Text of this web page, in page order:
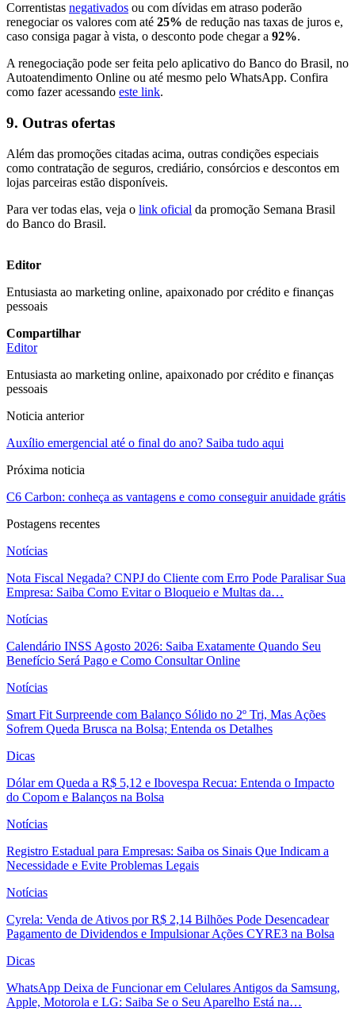
Correntistas negativados ou com dívidas em atraso poderão
renegociar os valores com até 25% de redução nas taxas de juros e,
caso consiga pagar à vista, o desconto pode chegar a 92%.
A renegociação pode ser feita pelo aplicativo do Banco do Brasil, no
Autoatendimento Online ou até mesmo pelo WhatsApp. Confira
como fazer acessando este link.
9. Outras ofertas
Além das promoções citadas acima, outras condições especiais
como contratação de seguros, crediário, consórcios e descontos em
lojas parceiras estão disponíveis.
Para ver todas elas, veja o link oficial da promoção Semana Brasil
do Banco do Brasil.
Editor
Entusiasta ao marketing online, apaixonado por crédito e finanças
pessoais
Compartilhar
Editor
Entusiasta ao marketing online, apaixonado por crédito e finanças
pessoais
Noticia anterior
Auxílio emergencial até o final do ano? Saiba tudo aqui
Próxima noticia
C6 Carbon: conheça as vantagens e como conseguir anuidade grátis
Postagens recentes
Notícias
Nota Fiscal Negada? CNPJ do Cliente com Erro Pode Paralisar Sua
Empresa: Saiba Como Evitar o Bloqueio e Multas da…
Notícias
Calendário INSS Agosto 2026: Saiba Exatamente Quando Seu
Benefício Será Pago e Como Consultar Online
Notícias
Smart Fit Surpreende com Balanço Sólido no 2º Tri, Mas Ações
Sofrem Queda Brusca na Bolsa; Entenda os Detalhes
Dicas
Dólar em Queda a R$ 5,12 e Ibovespa Recua: Entenda o Impacto
do Copom e Balanços na Bolsa
Notícias
Registro Estadual para Empresas: Saiba os Sinais Que Indicam a
Necessidade e Evite Problemas Legais
Notícias
Cyrela: Venda de Ativos por R$ 2,14 Bilhões Pode Desencadear
Pagamento de Dividendos e Impulsionar Ações CYRE3 na Bolsa
Dicas
WhatsApp Deixa de Funcionar em Celulares Antigos da Samsung,
Apple, Motorola e LG: Saiba Se o Seu Aparelho Está na…